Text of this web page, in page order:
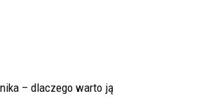
– dlaczego warto ją